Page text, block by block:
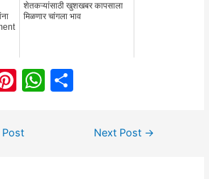
शेतकऱ्यांसाठी खुशखबर कापसाला
मिळणार चांगला भाव
Pi
er
W
ar
Post Next Post →